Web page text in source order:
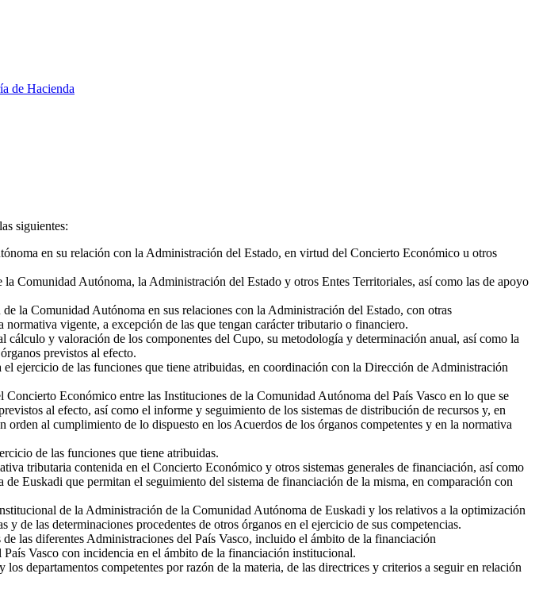
de Hacienda
siguientes:
en su relación con la Administración del Estado, en virtud del Concierto Económico u otros
Comunidad Autónoma, la Administración del Estado y otros Entes Territoriales, así como las de apoyo
la Comunidad Autónoma en sus relaciones con la Administración del Estado, con otras
vigente, a excepción de las que tengan carácter tributario o financiero.
y valoración de los componentes del Cupo, su metodología y determinación anual, así como la
previstos al efecto.
ejercicio de las funciones que tiene atribuidas, en coordinación con la Dirección de Administración
Económico entre las Instituciones de la Comunidad Autónoma del País Vasco en lo que se
al efecto, así como el informe y seguimiento de los sistemas de distribución de recursos y, en
al cumplimiento de lo dispuesto en los Acuerdos de los órganos competentes y en la normativa
de las funciones que tiene atribuidas.
tributaria contenida en el Concierto Económico y otros sistemas generales de financiación, así como
Euskadi que permitan el seguimiento del sistema de financiación de la misma, en comparación con
de la Administración de la Comunidad Autónoma de Euskadi y los relativos a la optimización
de las determinaciones procedentes de otros órganos en el ejercicio de sus competencias.
las diferentes Administraciones del País Vasco, incluido el ámbito de la financiación
Vasco con incidencia en el ámbito de la financiación institucional.
departamentos competentes por razón de la materia, de las directrices y criterios a seguir en relación